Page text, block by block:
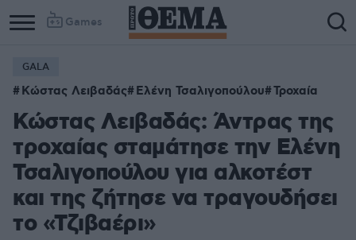
Games
GALA
Κώστας Λειβαδάς Ελένη Τσαλιγοπούλου Τροχαία
Κώστας Λειβαδάς: Άντρας της
τροχαίας σταμάτησε την Ελένη
Τσαλιγοπούλου για αλκοτέστ
και της ζήτησε να τραγουδήσει
το «Τζιβαέρι»